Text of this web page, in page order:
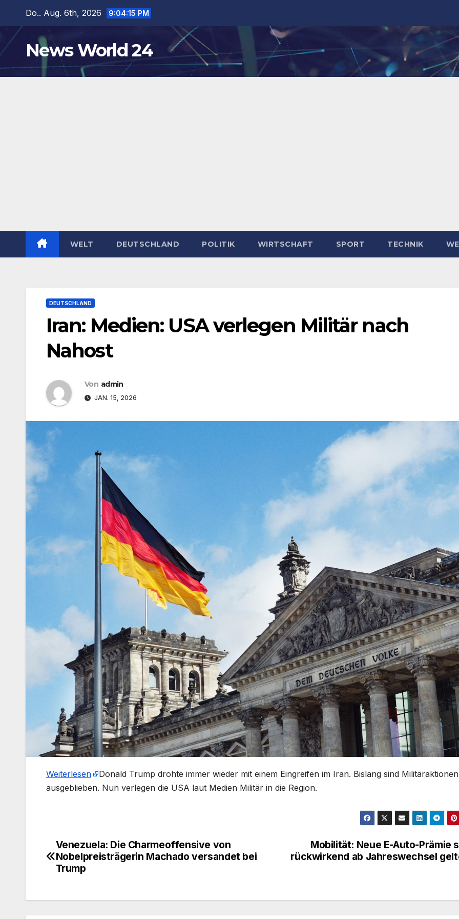
springen
Do.. Aug. 6th, 2026 9:04:16 PM
News World 24
WELT DEUTSCHLAND POLITIK WIRTSCHAFT SPORT TECHNIK
DEUTSCHLAND
Iran: Medien: USA verlegen Militär nach
Nahost
Von admin
JAN. 15, 2026
Weiterlesen
​Donald Trump drohte immer wieder mit einem Eingreifen im Iran. Bislang sind Militäraktionen
ausgeblieben. Nun verlegen die USA laut Medien Militär in die Region.
Beitragsnavigation
Mobilität: Neue E-Auto-Prämie
rückwirkend ab Jahreswechsel
Venezuela: Die Charmeoffensive von
Nobelpreisträgerin Machado versandet bei
Trump